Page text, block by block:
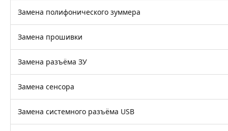
Замена полифонического зуммера
Замена прошивки
Замена разъёма ЗУ
Замена сенсора
Замена системного разъёма USB